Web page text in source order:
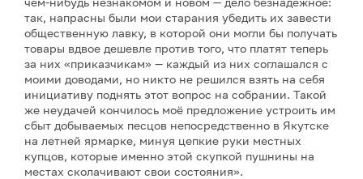
так, напрасны были мои старания убедить их завести
общественную лавку, в которой они могли бы получать
товары вдвое дешевле против того, что платят теперь
за них «приказчикам» — каждый из них соглашался с
моими доводами, но никто не решился взять на себя
инициативу поднять этот вопрос на собрании. Такой
же неудачей кончилось моё предложение устроить им
сбыт добываемых песцов непосредственно в Якутске
на летней ярмарке, минуя цепкие руки местных
купцов, которые именно этой скупкой пушнины на
местах сколачивают свои состояния».